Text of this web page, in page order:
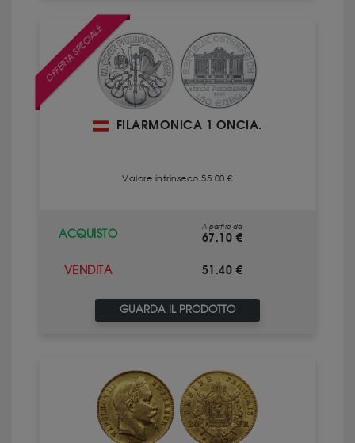
OFFERTA SPECIALE
FILARMONICA 1 ONCIA.
Valore intrinseco 55.00 €
ACQUISTO
A partire da
67.10 €
VENDITA 51.40 €
GUARDA IL PRODOTTO